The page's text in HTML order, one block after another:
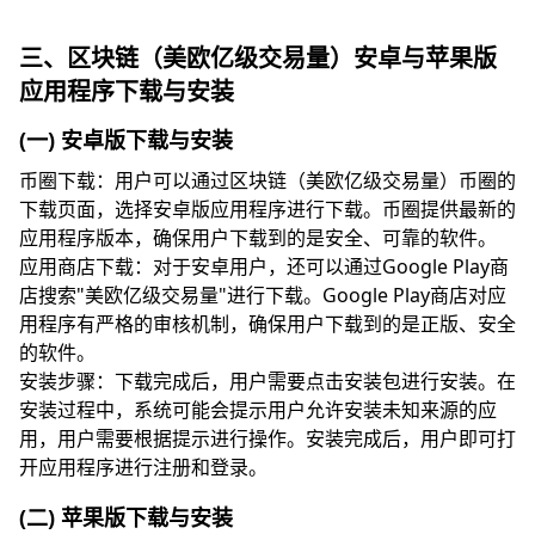
三、区块链（美欧亿级交易量）安卓与苹果版
应用程序下载与安装
(一) 安卓版下载与安装
币圈下载：用户可以通过区块链（美欧亿级交易量）币圈的
下载页面，选择安卓版应用程序进行下载。币圈提供最新的
应用程序版本，确保用户下载到的是安全、可靠的软件。
应用商店下载：对于安卓用户，还可以通过Google Play商
店搜索"美欧亿级交易量"进行下载。Google Play商店对应
用程序有严格的审核机制，确保用户下载到的是正版、安全
的软件。
安装步骤：下载完成后，用户需要点击安装包进行安装。在
安装过程中，系统可能会提示用户允许安装未知来源的应
用，用户需要根据提示进行操作。安装完成后，用户即可打
开应用程序进行注册和登录。
(二) 苹果版下载与安装